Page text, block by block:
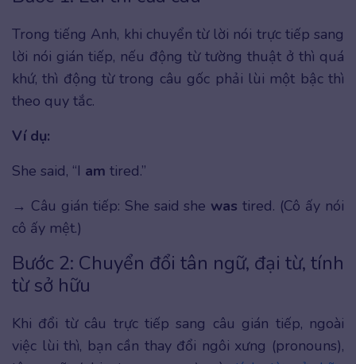
Trong tiếng Anh, khi chuyển từ lời nói trực tiếp sang
lời nói gián tiếp, nếu động từ tường thuật ở thì quá
khứ, thì động từ trong câu gốc phải lùi một bậc thì
theo quy tắc.
Ví dụ:
She said, “I am tired.”
→ Câu gián tiếp: She said she was tired. (Cô ấy nói
cô ấy mệt.)
Bước 2: Chuyển đổi tân ngữ, đại từ, tính
từ sở hữu
Khi đổi từ câu trực tiếp sang câu gián tiếp, ngoài
việc lùi thì, bạn cần thay đổi ngôi xưng (pronouns),